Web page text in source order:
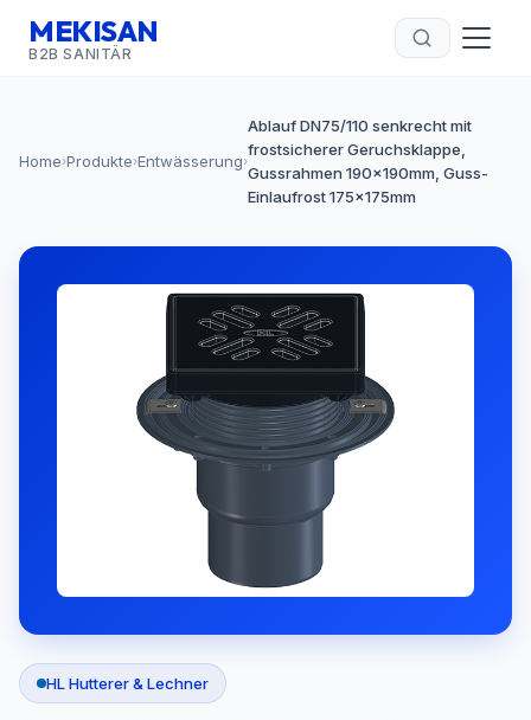
MEKISAN
B2B SANITÄR
Home›Produkte›Entwässerung›
Ablauf DN75/110 senkrecht mit
frostsicherer Geruchsklappe,
Gussrahmen 190x190mm, Guss-
Einlaufrost 175x175mm
HL Hutterer & Lechner